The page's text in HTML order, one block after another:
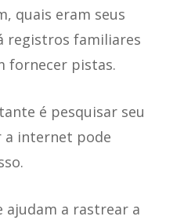
, quais eram seus
registros familiares
fornecer pistas.
é pesquisar seu
a internet pode
ajudam a rastrear a